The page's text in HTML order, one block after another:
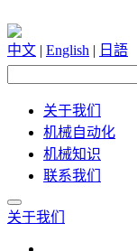
中文 | English | 日語
关于我们
机械自动化
机械知识
联系我们
关于我们